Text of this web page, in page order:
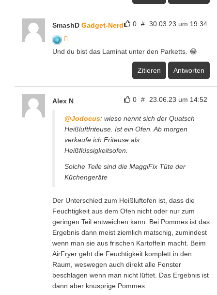
0 # 30.03.23 um 19:34
SmashD Gadget-Nerd
Und du bist das Laminat unter den Parketts. 😂
Zitieren Antworten
0 # 23.06.23 um 14:52
Alex N
@Jodocus: wieso nennt sich der Quatsch
Heißluftfriteuse. Ist ein Ofen. Ab morgen
verkaufe ich Friteuse als
Heißflüssigkeitsofen.
Solche Teile sind die MaggiFix Tüte der
Küchengeräte
Der Unterschied zum Heißluftofen ist, dass die
Feuchtigkeit aus dem Ofen nicht oder nur zum
geringen Teil entweichen kann. Bei Pommes ist das
Ergebnis dann meist ziemlich matschig, zumindest
wenn man sie aus frischen Kartoffeln macht. Beim
AirFryer geht die Feuchtigkeit komplett in den
Raum, weswegen auch direkt alle Fenster
beschlagen wenn man nicht lüftet. Das Ergebnis ist
dann aber knusprige Pommes.